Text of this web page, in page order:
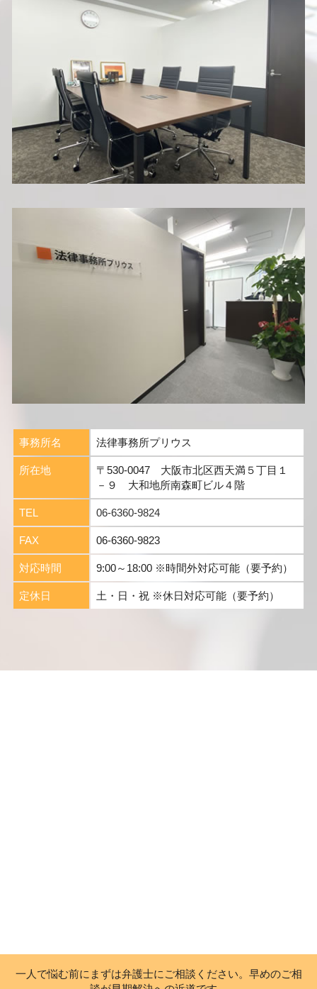
事務所名 法律事務所プリウス
所在地
〒530-0047 大阪市北区西天満５丁目１
－９ 大和地所南森町ビル４階
TEL 06-6360-9824
FAX 06-6360-9823
対応時間 9:00～18:00 ※時間外対応可能（要予約）
定休日 土・日・祝 ※休日対応可能（要予約）
一人で悩む前にまずは弁護士にご相談ください。早めのご相